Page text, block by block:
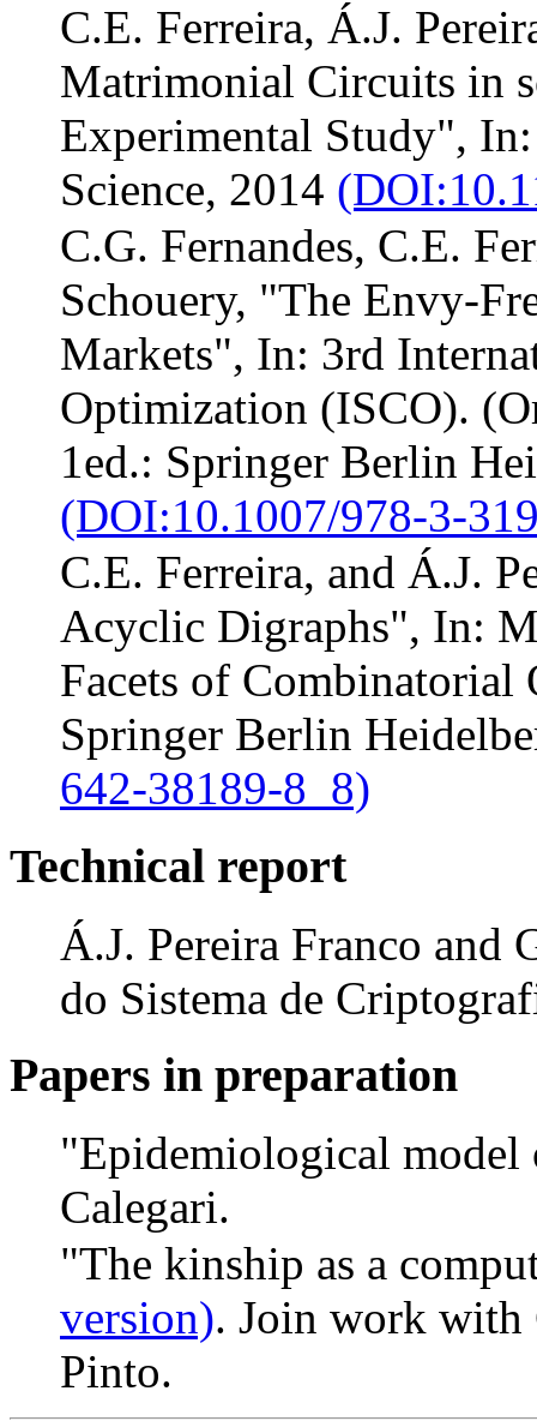
C.E. Ferreira, Á.J.
Matrimonial Circuits in
Experimental Study",
Science, 2014
C.G. Fernandes, C.E.
Schouery, "The Envy-
Markets", In: 3rd
Optimization (ISCO).
1ed.: Springer Berlin
(DOI:10.1007/978-3-
C.E. Ferreira, and Á.J.
Acyclic Digraphs", In:
Facets of
Springer Berlin
642-38189-8_8)
Technical report
Á.J. Pereira Franco and
do Sistema de
Papers in preparation
"Epidemiological
Calegari.
"The kinship as a
version). Join work with
Pinto.